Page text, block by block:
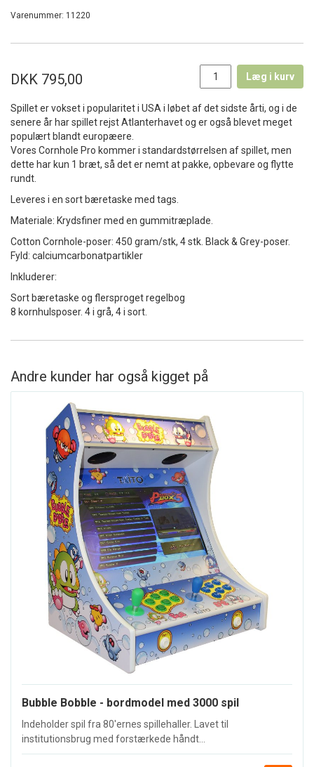
Varenummer: 11220
DKK 795,00 Læg i kurv
Spillet er vokset i popularitet i USA i løbet af det sidste årti, og i de
senere år har spillet rejst Atlanterhavet og er også blevet meget
populært blandt europæere.
Vores Cornhole Pro kommer i standardstørrelsen af ​​spillet, men
dette har kun 1 bræt, så det er nemt at pakke, opbevare og flytte
rundt.
Leveres i en sort bæretaske med tags.
Materiale: Krydsfiner med en gummitræplade.
Cotton Cornhole-poser: 450 gram/stk, 4 stk. Black & Grey-poser.
Fyld: calciumcarbonatpartikler
Inkluderer:
Sort bæretaske og flersproget regelbog
8 kornhulsposer. 4 i grå, 4 i sort.
Andre kunder har også kigget på
Bubble Bobble - bordmodel med 3000 spil
Indeholder spil fra 80'ernes spillehaller. Lavet til
institutionsbrug med forstærkede håndt...